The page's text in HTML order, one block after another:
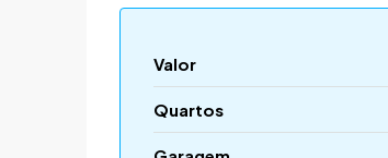
Valor
Quartos